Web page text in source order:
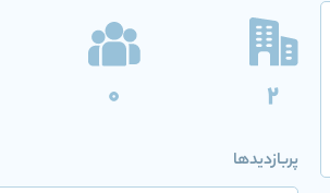
2
0
پربازدیدها